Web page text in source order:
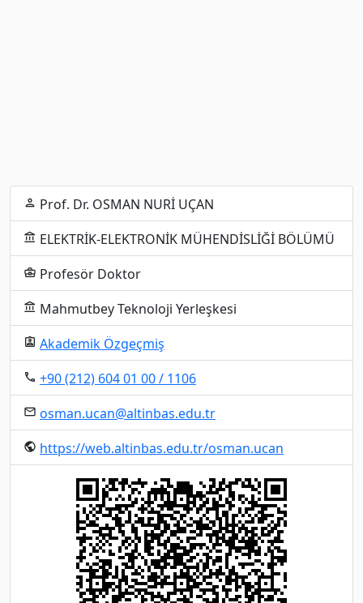
person Prof. Dr. OSMAN NURİ UÇAN
account_balance ELEKTRİK-ELEKTRONİK MÜHENDİSLİĞİ BÖLÜMÜ
business_center Profesör Doktor
account_balance Mahmutbey Teknoloji Yerleşkesi
assignment_ind Akademik Özgeçmiş
local_phone +90 (212) 604 01 00 / 1106
email osman.ucan@altinbas.edu.tr
public https://web.altinbas.edu.tr/osman.ucan